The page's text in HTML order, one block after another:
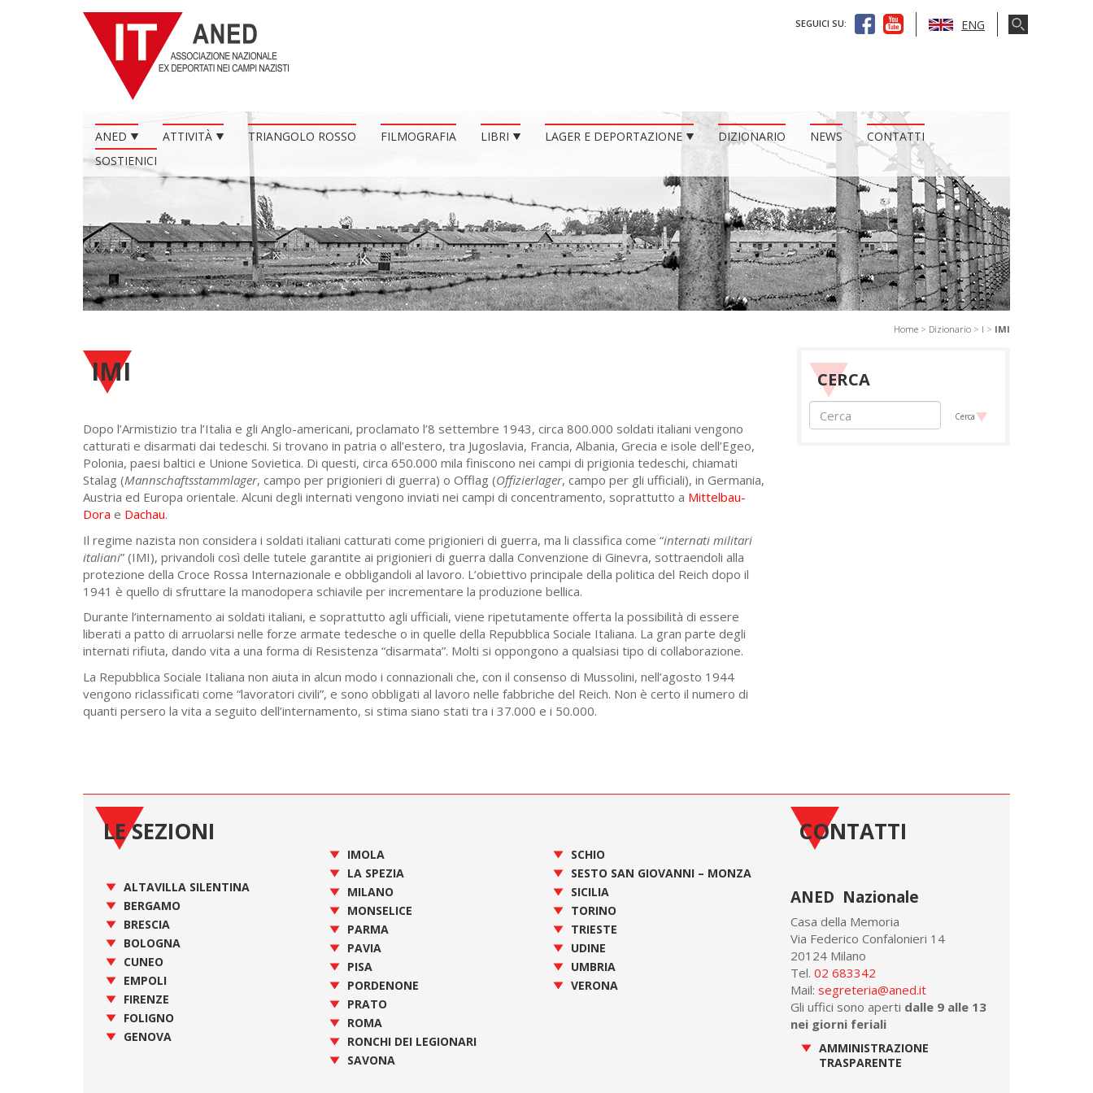
SEGUICI SU: ENG
ANED ATTIVITÀ TRIANGOLO ROSSO FILMOGRAFIA LIBRI LAGER E DEPORTAZIONE DIZIONARIO NEWS
CONTATTI
SOSTIENICI
Home > Dizionario > I > IMI
IMI
Dopo l’Armistizio tra l’Italia e gli Anglo-americani, proclamato l’8 settembre 1943, circa 800.000 soldati italiani vengono
catturati e disarmati dai tedeschi. Si trovano in patria o all’estero, tra Jugoslavia, Francia, Albania, Grecia e isole dell’Egeo,
Polonia, paesi baltici e Unione Sovietica. Di questi, circa 650.000 mila finiscono nei campi di prigionia tedeschi, chiamati
Stalag (Mannschaftsstammlager, campo per prigionieri di guerra) o Offlag (Offizierlager, campo per gli ufficiali), in Germania,
Austria ed Europa orientale. Alcuni degli internati vengono inviati nei campi di concentramento, soprattutto a Mittelbau-
Dora e Dachau.
Il regime nazista non considera i soldati italiani catturati come prigionieri di guerra, ma li classifica come “internati militari
italiani” (IMI), privandoli così delle tutele garantite ai prigionieri di guerra dalla Convenzione di Ginevra, sottraendoli alla
protezione della Croce Rossa Internazionale e obbligandoli al lavoro. L’obiettivo principale della politica del Reich dopo il
1941 è quello di sfruttare la manodopera schiavile per incrementare la produzione bellica.
Durante l’internamento ai soldati italiani, e soprattutto agli ufficiali, viene ripetutamente offerta la possibilità di essere
liberati a patto di arruolarsi nelle forze armate tedesche o in quelle della Repubblica Sociale Italiana. La gran parte degli
internati rifiuta, dando vita a una forma di Resistenza “disarmata”. Molti si oppongono a qualsiasi tipo di collaborazione.
La Repubblica Sociale Italiana non aiuta in alcun modo i connazionali che, con il consenso di Mussolini, nell’agosto 1944
vengono riclassificati come “lavoratori civili”, e sono obbligati al lavoro nelle fabbriche del Reich. Non è certo il numero di
quanti persero la vita a seguito dell’internamento, si stima siano stati tra i 37.000 e i 50.000.
CERCA
Cerca
LE SEZIONI
ALTAVILLA SILENTINA
BERGAMO
BRESCIA
BOLOGNA
CUNEO
EMPOLI
FIRENZE
FOLIGNO
GENOVA
IMOLA
LA SPEZIA
MILANO
MONSELICE
PARMA
PAVIA
PISA
PORDENONE
PRATO
ROMA
RONCHI DEI LEGIONARI
SAVONA
SCHIO
SESTO SAN GIOVANNI – MONZA
SICILIA
TORINO
TRIESTE
UDINE
UMBRIA
VERONA
CONTATTI
ANED Nazionale
Casa della Memoria
Via Federico Confalonieri 14
20124 Milano
Tel. 02 683342
Mail: segreteria@aned.it
Gli uffici sono aperti dalle 9 alle 13
nei giorni feriali
AMMINISTRAZIONE
TRASPARENTE